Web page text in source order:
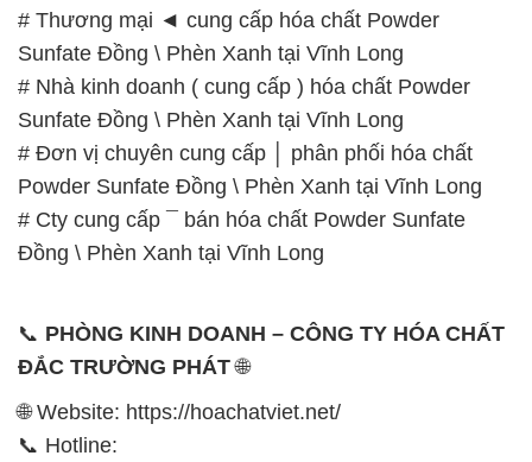
# Thương mại ◄ cung cấp hóa chất Powder
Sunfate Đồng \ Phèn Xanh tại Vĩnh Long
# Nhà kinh doanh ( cung cấp ) hóa chất Powder
Sunfate Đồng \ Phèn Xanh tại Vĩnh Long
# Đơn vị chuyên cung cấp │ phân phối hóa chất
Powder Sunfate Đồng \ Phèn Xanh tại Vĩnh Long
# Cty cung cấp ¯ bán hóa chất Powder Sunfate
Đồng \ Phèn Xanh tại Vĩnh Long
📞 PHÒNG KINH DOANH – CÔNG TY HÓA CHẤT
ĐẮC TRƯỜNG PHÁT🌐
🌐 Website: https://hoachatviet.net/
📞 Hotline: